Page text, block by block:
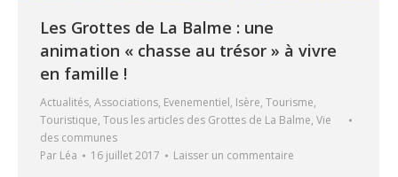
Les Grottes de La Balme : une
animation « chasse au trésor » à vivre
en famille !
Actualités, Associations, Evenementiel, Isère, Tourisme,
Touristique, Tous les articles des Grottes de La Balme, Vie
des communes
Par Léa 16 juillet 2017 Laisser un commentaire